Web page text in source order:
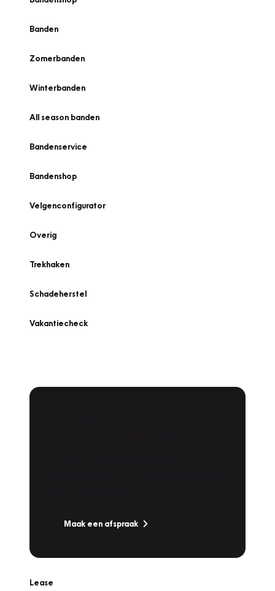
Banden
Zomerbanden
Winterbanden
All season banden
Bandenservice
Bandenshop
Velgenconfigurator
Overig
Trekhaken
Schadeherstel
Vakantiecheck
Maak een afspraak
Lease